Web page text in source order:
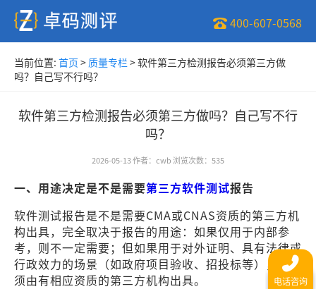
400-607-0568
当前位置: 首页 > 质量专栏 >软件第三方检测报告必须第三方做
吗？自己写不行吗？
软件第三方检测报告必须第三方做吗？自己写不行
吗？
2026-05-13作者： cwb 浏览次数： 535
一、用途决定是不是需要第三方软件测试报告
软件测试报告是不是需要CMA或CNAS资质的第三方机
构出具，完全取决于报告的用途：如果仅用于内部参
考，则不一定需要；但如果用于对外证明、具有法律或
行政效力的场景（如政府项目验收、招投标等），则必
须由有相应资质的第三方机构出具。